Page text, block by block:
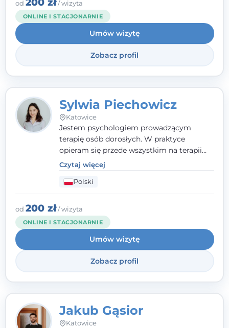
od 200 zł/ wizyta
ONLINE I STACJONARNIE
Umów wizytę
Zobacz profil
Sylwia Piechowicz
Katowice
Jestem psychologiem prowadzącym
terapię osób dorosłych. W praktyce
opieram się przede wszystkim na terapii
poznawczo-behawioralnej (CBT), a także na
podejściu skoncentrowanym na
rozwiązaniach (TSR) oraz Racjonalnej
Terapii Zachowania (RTZ). Dużą wagę
przykładam do relacji opartej na empatii,
poczuciu bezpieczeństwa i wzajemnym
zrozumieniu.
Czytaj więcej
Polski
od 200 zł/ wizyta
ONLINE I STACJONARNIE
Umów wizytę
Zobacz profil
Jakub Gąsior
Katowice